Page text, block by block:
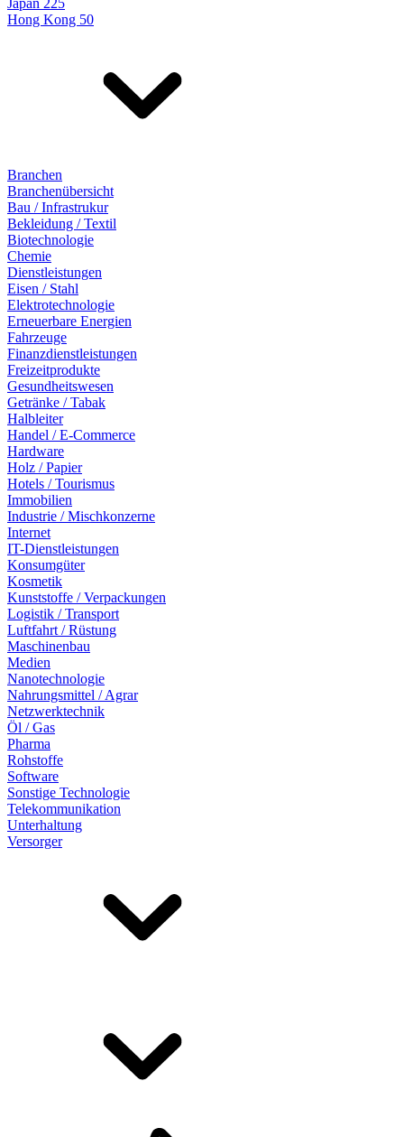
Japan 225
Hong Kong 50
Branchen
Branchenübersicht
Bau / Infrastrukur
Bekleidung / Textil
Biotechnologie
Chemie
Dienstleistungen
Eisen / Stahl
Elektrotechnologie
Erneuerbare Energien
Fahrzeuge
Finanzdienstleistungen
Freizeitprodukte
Gesundheitswesen
Getränke / Tabak
Halbleiter
Handel / E-Commerce
Hardware
Holz / Papier
Hotels / Tourismus
Immobilien
Industrie / Mischkonzerne
Internet
IT-Dienstleistungen
Konsumgüter
Kosmetik
Kunststoffe / Verpackungen
Logistik / Transport
Luftfahrt / Rüstung
Maschinenbau
Medien
Nanotechnologie
Nahrungsmittel / Agrar
Netzwerktechnik
Öl / Gas
Pharma
Rohstoffe
Software
Sonstige Technologie
Telekommunikation
Unterhaltung
Versorger